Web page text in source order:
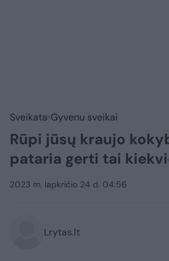
Sveikata Gyvenu sveikai
Rūpi jūsų kraujo
pataria gerti tai
2023 m. lapkričio 24 d. 04:56
Lrytas.lt